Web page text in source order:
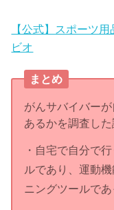
【公式】スポーツ
ビオ
まとめ
がんサバイバー
あるかを調査した
・自宅で自分で
ルであり、運動
ニングツールであ